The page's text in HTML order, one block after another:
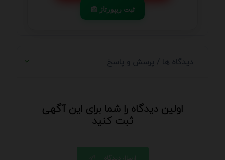
📰 ثبت ریپورتاژ
دیدگاه ها / پرسش و پاسخ
اولین دیدگاه را شما برای این آگهی
ثبت کنید